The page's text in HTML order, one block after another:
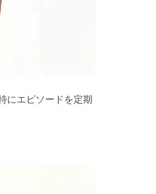
にエピソードを定期